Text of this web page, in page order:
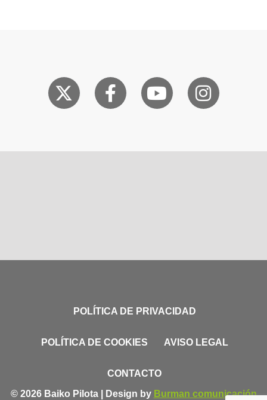
POLÍTICA DE PRIVACIDAD
POLÍTICA DE COOKIES AVISO LEGAL
CONTACTO
© 2026 Baiko Pilota | Design by Burman comunicación